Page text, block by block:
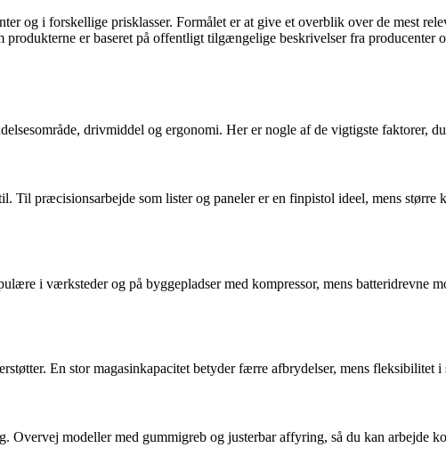
og i forskellige prisklasser. Formålet er at give et overblik over de mest
er baseret på offentligt tilgængelige beskrivelser fra producenter
drivmiddel og ergonomi. Her er nogle af de vigtigste faktorer,
Til præcisionsarbejde som lister og paneler er en finpistol ideel, mens
i værksteder og på byggepladser med kompressor, mens batteridrevne
En stor magasinkapacitet betyder færre afbrydelser, mens
modeller med gummigreb og justerbar affyring, så du kan arbejde